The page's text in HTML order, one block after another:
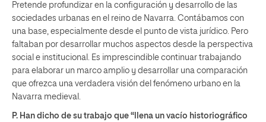
Pretende profundizar en la configuración y desarrollo de las
sociedades urbanas en el reino de Navarra. Contábamos con
una base, especialmente desde el punto de vista jurídico. Pero
faltaban por desarrollar muchos aspectos desde la perspectiva
social e institucional. Es imprescindible continuar trabajando
para elaborar un marco amplio y desarrollar una comparación
que ofrezca una verdadera visión del fenómeno urbano en la
Navarra medieval.
P. Han dicho de su trabajo que “llena un vacío historiográfico